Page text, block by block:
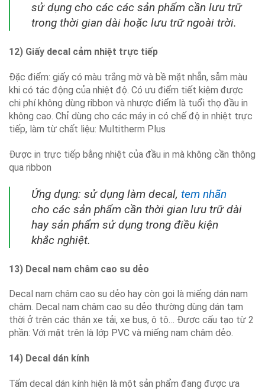
sử dụng cho các các sản phẩm cần lưu trữ
trong thời gian dài hoặc lưu trữ ngoài trời.
12) Giấy decal cảm nhiệt trực tiếp
Đặc điểm: giấy có màu trắng mờ và bề mặt nhẵn, sẫm màu
khi có tác động của nhiệt độ. Có ưu điểm tiết kiệm được
chi phí không dùng ribbon và nhược điểm là tuổi thọ đầu in
không cao. Chỉ dùng cho các máy in có chế độ in nhiệt trực
tiếp, làm từ chất liệu: Multitherm Plus
Được in trực tiếp bằng nhiệt của đầu in mà không cần thông
qua ribbon
Ứng dụng: sử dụng làm decal, tem nhãn
cho các sản phẩm cần thời gian lưu trữ dài
hay sản phẩm sử dụng trong điều kiện
khắc nghiệt.
13) Decal nam châm cao su dẻo
Decal nam châm cao su dẻo hay còn gọi là miếng dán nam
châm. Decal nam châm cao su dẻo thường dùng dán tạm
thời ở trên các thân xe tải, xe bus, ô tô… Được cấu tạo từ 2
phần: Với mặt trên là lớp PVC và miếng nam châm dẻo.
14) Decal dán kính
Tấm decal dán kính hiện là một sản phẩm đang được ưa